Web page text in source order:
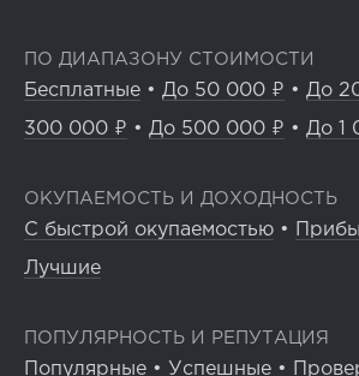
ПО ДИАПАЗОНУ СТОИМОСТИ
Бесплатные • До 50 000 ₽ • До
300 000 ₽ • До 500 000 ₽ • До 1
ОКУПАЕМОСТЬ И ДОХОДНОСТЬ
С быстрой окупаемостью •
Лучшие
ПОПУЛЯРНОСТЬ И РЕПУТАЦИЯ
Популярные • Успешные •